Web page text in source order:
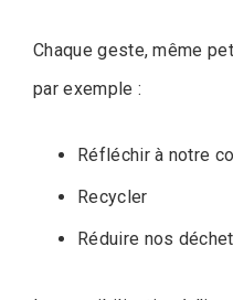
Chaque geste, même
par exemple :
Réfléchir à notre
Recycler
Réduire nos